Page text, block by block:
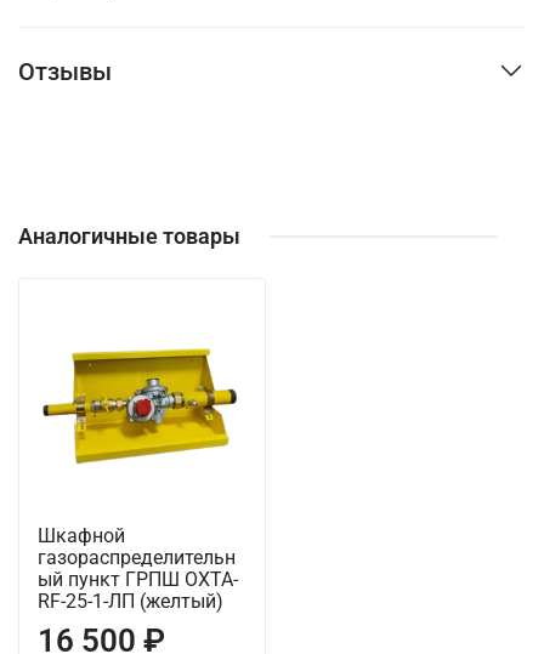
Отзывы
Аналогичные товары
Шкафной
газораспределительн
ый пункт ГРПШ ОХТА-
RF-25-1-ЛП (желтый)
16 500 ₽